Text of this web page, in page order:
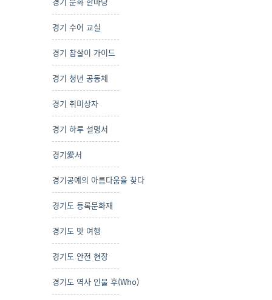
경기 수어 교실
경기 참살이 가이드
경기 청년 공동체
경기 취미상자
경기 하루 설명서
경기愛서
경기공예의 아름다움을 찾다
경기도 등록문화재
경기도 맛 여행
경기도 안전 현장
경기도 역사 인물 후(Who)